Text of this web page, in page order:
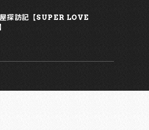
探訪記 【SUPER LOVE